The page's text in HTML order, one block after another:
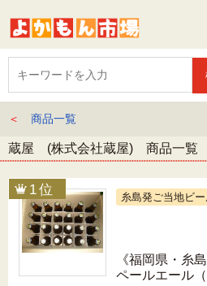
＜ 商品一覧
蔵屋 (株式会社蔵屋) 商品一覧
糸島発ご当地ビー
《福岡県・糸
ペールエール（